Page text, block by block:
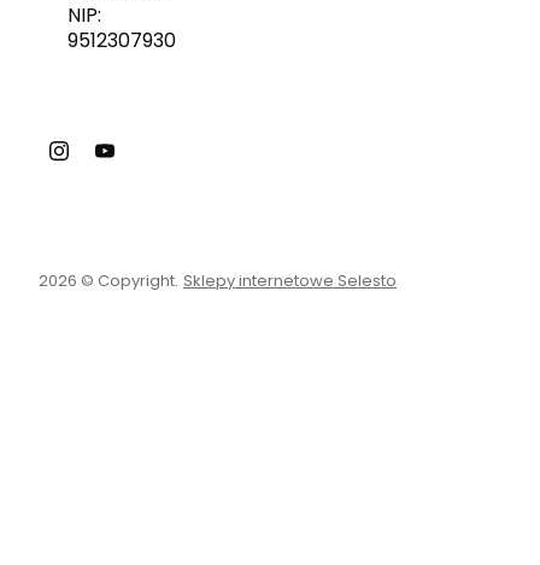
NIP:
9512307930
2026 © Copyright. Sklepy internetowe Selesto